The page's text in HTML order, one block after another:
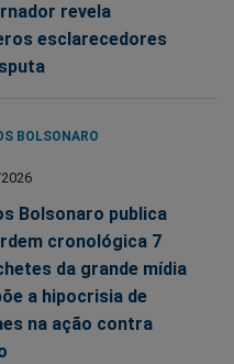
revela
esclarecedores
BOLSONARO
Bolsonaro publica
cronológica 7
da grande mídia
a hipocrisia de
na ação contra